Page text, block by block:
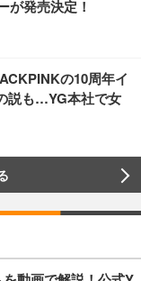
が発売決定！
の10周年イ
説も…YG本社で女